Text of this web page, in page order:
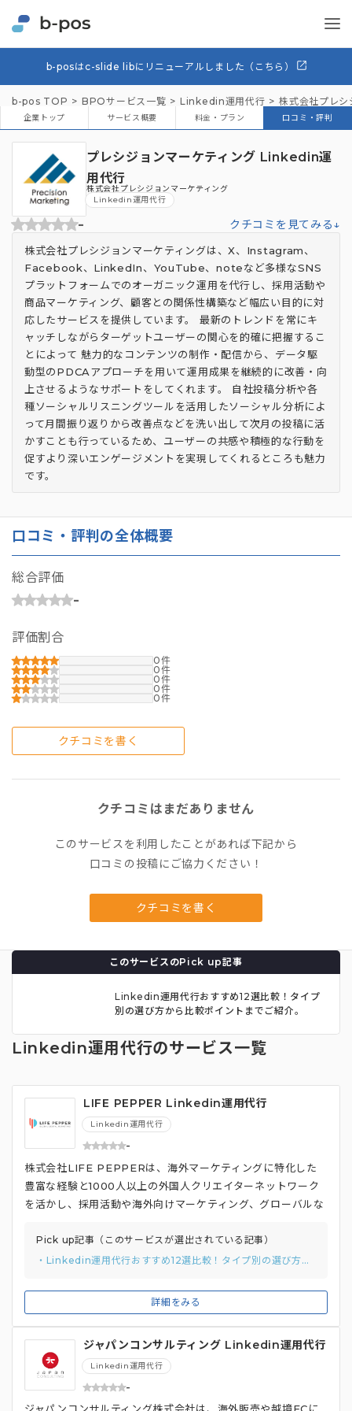
b-posはc-slide libにリニューアルしました（こちら）
b-pos TOP BPOサービス一覧 Linkedin運用代行 株式会社プレシ
企業トップ サービス概要 料金・プラン 口コミ・評判
プレシジョンマーケティング Linkedin運
用代行
株式会社プレシジョンマーケティング
Linkedin運用代行
- クチコミを見てみる↓
株式会社プレシジョンマーケティングは、X、Instagram、
Facebook、LinkedIn、YouTube、noteなど多様なSNS
プラットフォームでのオーガニック運用を代行し、採用活動や
商品マーケティング、顧客との関係性構築など幅広い目的に対
応したサービスを提供しています。 最新のトレンドを常にキ
ャッチしながらターゲットユーザーの関心を的確に把握するこ
とによって 魅力的なコンテンツの制作・配信から、データ駆
動型のPDCAアプローチを用いて運用成果を継続的に改善・向
上させるようなサポートをしてくれます。 自社投稿分析や各
種ソーシャルリスニングツールを活用したソーシャル分析によ
って月間振り返りから改善点などを洗い出して次月の投稿に活
かすことも行っているため、ユーザーの共感や積極的な行動を
促すより深いエンゲージメントを実現してくれるところも魅力
です。
口コミ・評判の全体概要
総合評価
-
評価割合
0
0
0
0
0
クチコミを書く
クチコミはまだありません
このサービスを利用したことがあれば下記から
口コミの投稿にご協力ください！
クチコミを書く
このサービスのPick up記事
Linkedin運用代行おすすめ12選比較！タイプ
別の選び方から比較ポイントまでご紹介。
Linkedin運用代行のサービス一覧
LIFE PEPPER Linkedin運用代行
Linkedin運用代行
-
詳細をみる
株式会社LIFE PEPPERは、海外マーケティングに特化した
豊富な経験と1000人以上の外国人クリエイターネットワーク
を活かし、採用活動や海外向けマーケティング、グローバルな
ービスです。 ネイティブマーケターによる戦略立案から投稿
作成、運用、分析までを一気通貫で提供し、累計1000社以上
運用実績を基に、外国人マーケター専任担当者が現地の感覚を
活かしたアカウント運用代行を提供しています。 また世界ほ
ぼ全てのSNSで広告運用の対応が可能なところも魅力です。
Pick up記事（このサービスが選出されている記事）
・Linkedin運用代行おすすめ12選比較！タイプ別の選び方から比較ポイントまでご紹介。
ジャパンコンサルティング Linkedin運用代行
Linkedin運用代行
-